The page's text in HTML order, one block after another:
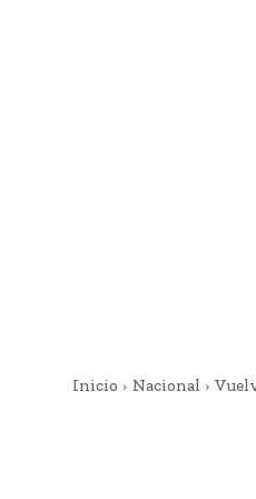
Inicio Nacional